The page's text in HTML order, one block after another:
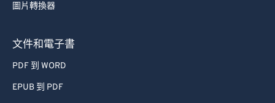
圖片轉換器
文件和電子書
PDF 到 WORD
EPUB 到 PDF